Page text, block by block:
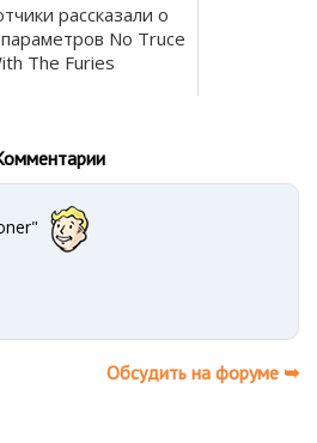
рассказали о
No Truce
The Furies
Обсудить на форуме ➥